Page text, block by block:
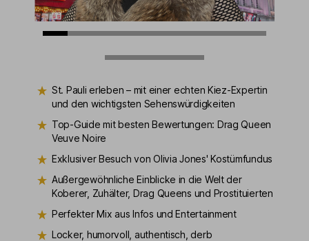
St. Pauli erleben – mit einer echten Kiez-Expertin
und den wichtigsten Sehenswürdigkeiten
Top-Guide mit besten Bewertungen: Drag Queen
Veuve Noire
Exklusiver Besuch von Olivia Jones' Kostümfundus
Außergewöhnliche Einblicke in die Welt der
Koberer, Zuhälter, Drag Queens und Prostituierten
Perfekter Mix aus Infos und Entertainment
Locker, humorvoll, authentisch, derb